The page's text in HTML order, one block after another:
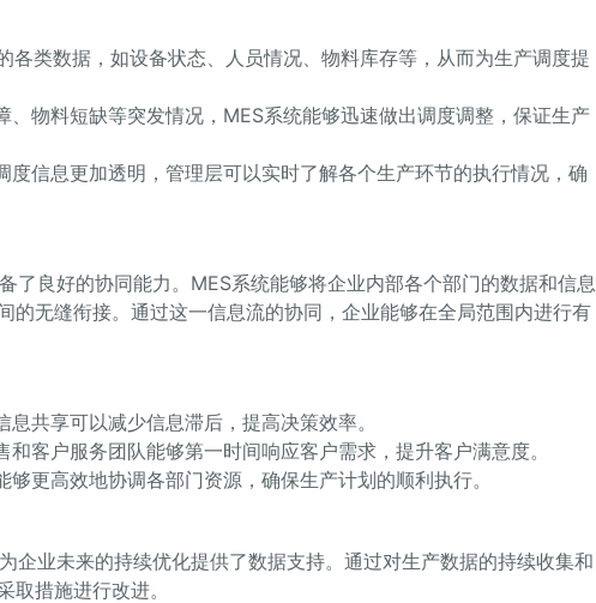
类数据，如设备状态、人员情况、物料库存等，从而为生产调度提
物料短缺等突发情况，MES系统能够迅速做出调度调整，保证生产
信息更加透明，管理层可以实时了解各个生产环节的执行情况，确
了良好的协同能力。MES系统能够将企业内部各个部门的数据和信息
的无缝衔接。通过这一信息流的协同，企业能够在全局范围内进行有
共享可以减少信息滞后，提高决策效率。
客户服务团队能够第一时间响应客户需求，提升客户满意度。
更高效地协调各部门资源，确保生产计划的顺利执行。
企业未来的持续优化提供了数据支持。通过对生产数据的持续收集和
措施进行改进。